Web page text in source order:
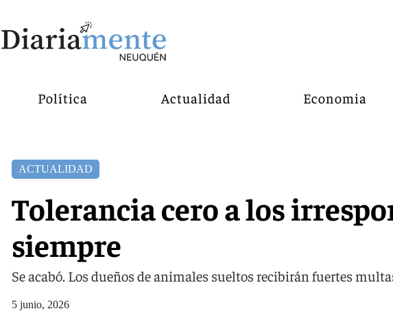
Política Actualidad Economia
ACTUALIDAD
Tolerancia cero a los
siempre
Se acabó. Los dueños de animales sueltos recibirán fuertes
5 junio, 2026